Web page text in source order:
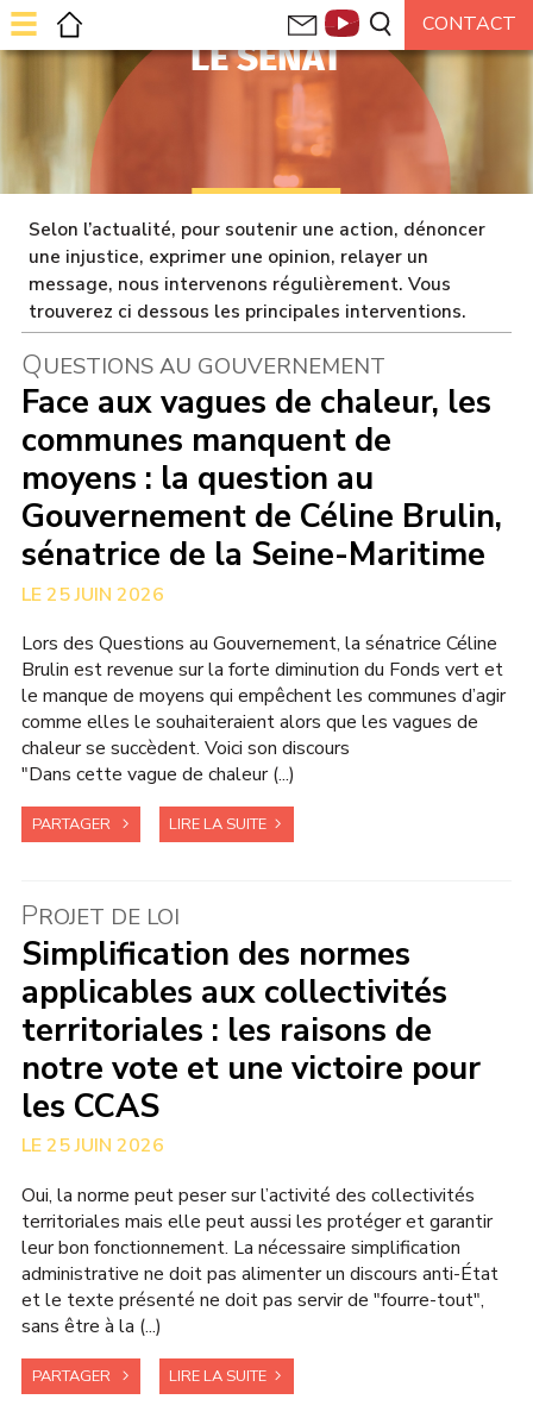
LE SÉNAT
Selon l’actualité, pour soutenir une action, dénoncer
une injustice, exprimer une opinion, relayer un
message, nous intervenons régulièrement. Vous
trouverez ci dessous les principales interventions.
QUESTIONS AU GOUVERNEMENT
Face aux vagues de chaleur, les
communes manquent de
moyens : la question au
Gouvernement de Céline Brulin,
sénatrice de la Seine-Maritime
25 JUIN 2026
Lors des Questions au Gouvernement, la sénatrice Céline
Brulin est revenue sur la forte diminution du Fonds vert et
le manque de moyens qui empêchent les communes d’agir
comme elles le souhaiteraient alors que les vagues de
chaleur se succèdent. Voici son discours
"Dans cette vague de chaleur (...)
PARTAGER LIRE LA SUITE
PROJET DE LOI
Simplification des normes
applicables aux collectivités
territoriales : les raisons de
notre vote et une victoire pour
les CCAS
25 JUIN 2026
Oui, la norme peut peser sur l’activité des collectivités
territoriales mais elle peut aussi les protéger et garantir
leur bon fonctionnement. La nécessaire simplification
administrative ne doit pas alimenter un discours anti-État
et le texte présenté ne doit pas servir de "fourre-tout",
sans être à la (...)
PARTAGER LIRE LA SUITE